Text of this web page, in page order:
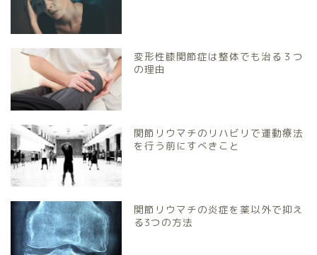
変形性膝関節症は整体でも治る３つ
の理由
関節リウマチのリハビリで運動療法
を行う前にすべきこと
関節リウマチの炎症を薬以外で抑え
る3つの方法